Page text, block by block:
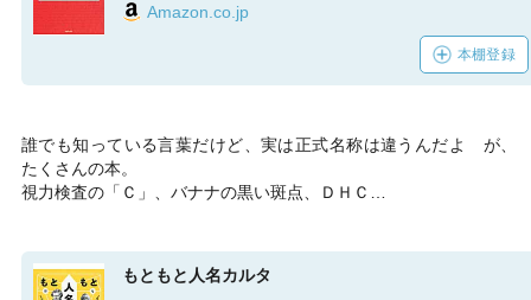
Amazon.co.jp
本棚登録
誰でも知っている言葉だけど、実は正式名称は違うんだよ が、
たくさんの本。
視力検査の「Ｃ」、バナナの黒い斑点、ＤＨＣ…
もともと人名カルタ